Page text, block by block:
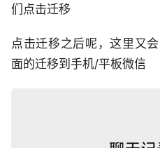
们点击迁移
点击迁移之后呢，这里又
面的迁移到手机/平板微信